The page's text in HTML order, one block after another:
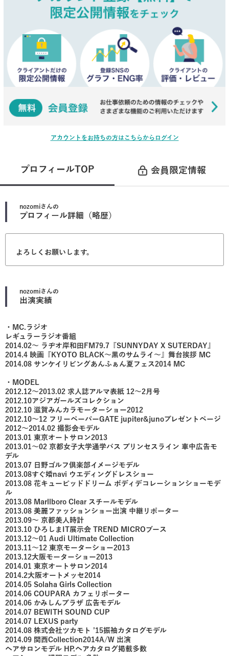
アカウントをお持ちの方はこちらからログイン
プロフィールTOP 会員限定情報
nozomiさんの
プロフィール詳細（略歴）
よろしくお願いします。
nozomiさんの
出演実績
・MC.ラジオ
レギュラーラジオ番組
2014.02〜 ラヂオ岸和田FM79.7『SUNNYDAY X SUTERDAY』
2014.4 映画『KYOTO BLACK〜黒のサムライ〜』舞台挨拶 MC
2014.08 サンケイリビングあんふぁん夏フェス2014 MC
・MODEL
2012.12〜2013.02 求人誌アルマ表紙 12〜2月号
2012.10アジアガールズコレクション
2012.10 滋賀みんカラモーターショー2012
2012.10〜12 フリーペーパーGATE jupiter&junoプレゼントページ
2012〜2014.02 撮影会モデル
2013.01 東京オートサロン2013
2013.01〜02 京都女子大学通学バス プリンセスライン 車中広告モ
デル
2013.07 日野ゴルフ倶楽部イメージモデル
2013.08すぐ婚navi ウエディングドレスショー
2013.08 花キューピッドドリーム ボディデコレーションショーモデ
ル
2013.08 Marllboro Clear スチールモデル
2013.08 美麗ファッションショー出演 中継リポーター
2013.09〜 京都美人時計
2013.10 ひろしまIT展示会 TREND MICROブース
2013.12〜01 Audi Ultimate Collection
2013.11〜12 東京モーターショー2013
2013.12大阪モーターショー2013
2014.01 東京オートサロン2014
2014.2大阪オートメッセ2014
2014.05 Solaha Girls Collection
2014.06 COUPARA カフェリポーター
2014.06 かみしんプラザ 広告モデル
2014.07 BEWITH SOUND CUP
2014.07 LEXUS party
2014.08 株式会社ツカモト ’15振袖カタログモデル
2014.09 関西Collection2014A/W 出演
ヘアサロンモデル HP.ヘアカタログ掲載多数